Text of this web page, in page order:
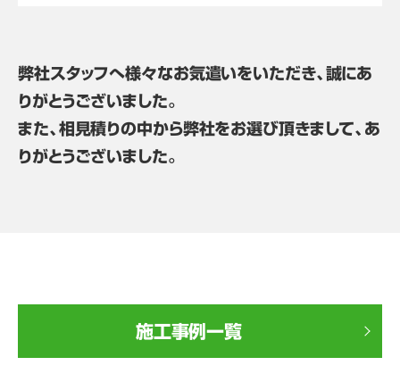
弊社スタッフへ様々なお気遣いをいただき、誠にあ
りがとうございました。
また、相見積りの中から弊社をお選び頂きまして、あ
りがとうございました。
施工事例一覧